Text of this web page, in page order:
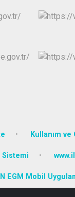
Kullanım ve
Sistemi
EGM Mobil